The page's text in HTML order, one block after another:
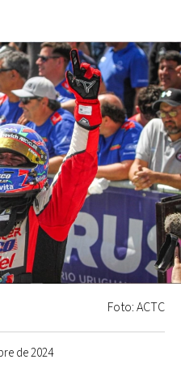
de 2024
Foto: ACTC